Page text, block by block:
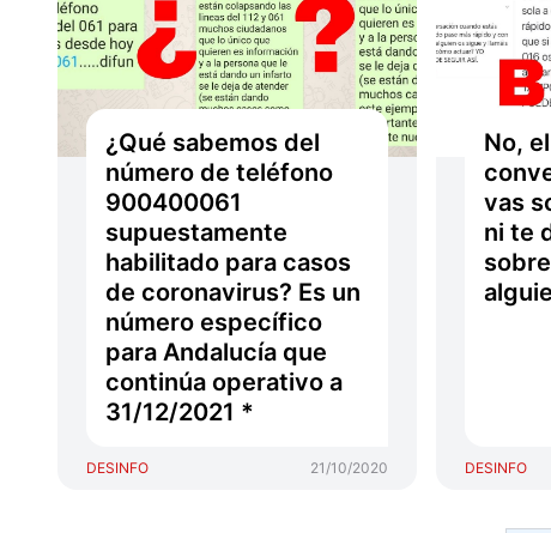
¿Qué sabemos del
número de teléfono
900400061
supuestamente
habilitado para casos
de coronavirus? Es un
número específico
para Andalucía que
continúa operativo a
31/12/2021 *
DESINFO 21/10/2020
No,
vas
ni te
DESINFO